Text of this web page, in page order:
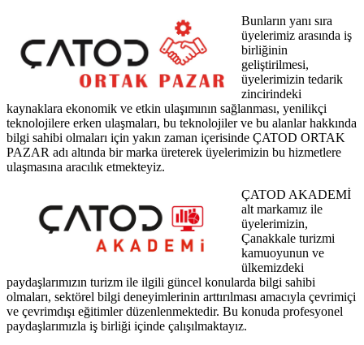
Bunların yanı sıra
üyelerimiz arasında iş
birliğinin
geliştirilmesi,
üyelerimizin tedarik
zincirindeki
kaynaklara ekonomik ve etkin ulaşımının sağlanması, yenilikçi
teknolojilere erken ulaşmaları, bu teknolojiler ve bu alanlar hakkında
bilgi sahibi olmaları için yakın zaman içerisinde ÇATOD ORTAK
PAZAR adı altında bir marka üreterek üyelerimizin bu hizmetlere
ulaşmasına aracılık etmekteyiz.
ÇATOD AKADEMİ
alt markamız ile
üyelerimizin,
Çanakkale turizmi
kamuoyunun ve
ülkemizdeki
paydaşlarımızın turizm ile ilgili güncel konularda bilgi sahibi
olmaları, sektörel bilgi deneyimlerinin arttırılması amacıyla çevrimiçi
ve çevrimdışı eğitimler düzenlenmektedir. Bu konuda profesyonel
paydaşlarımızla iş birliği içinde çalışılmaktayız.